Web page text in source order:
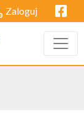
Zaloguj